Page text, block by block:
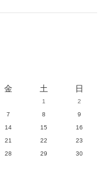
金 土 日
1
2
7 8
9
14 15
16
21 22
23
28 29
30